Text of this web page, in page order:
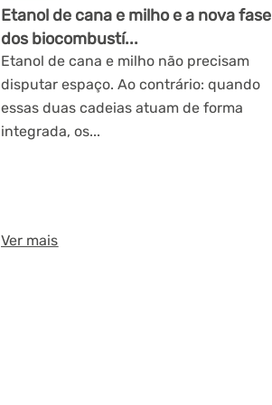
Etanol de cana e milho e a nova fase
dos biocombustí...
Etanol de cana e milho não precisam
disputar espaço. Ao contrário: quando
essas duas cadeias atuam de forma
integrada, os...
Ver mais